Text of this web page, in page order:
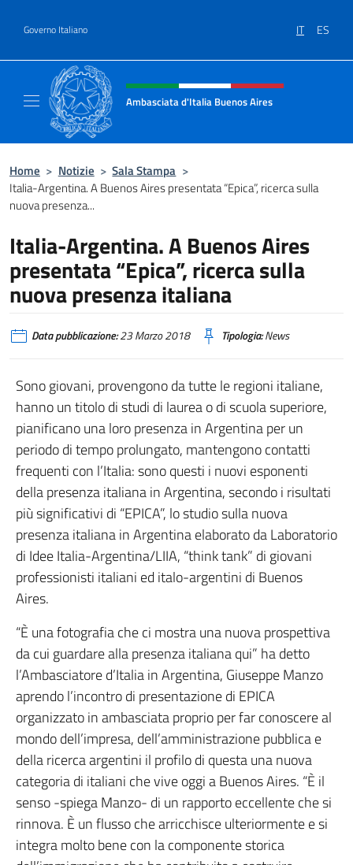
Governo Italiano IT ES
Intestazione sito, social e menù
Ambasciata d'Italia Buenos Aires
Home > Notizie > Sala Stampa >
Italia-Argentina. A Buenos Aires presentata “Epica”, ricerca sulla
nuova presenza...
Italia-Argentina. A Buenos Aires
presentata “Epica”, ricerca sulla
nuova presenza italiana
Data pubblicazione:23 Marzo 2018 Tipologia:News
Sono giovani, provengono da tutte le regioni italiane,
hanno un titolo di studi di laurea o di scuola superiore,
pianificano una loro presenza in Argentina per un
periodo di tempo prolungato, mantengono contatti
frequenti con l’Italia: sono questi i nuovi esponenti
della presenza italiana in Argentina, secondo i risultati
più significativi di “EPICA”, lo studio sulla nuova
presenza italiana in Argentina elaborato da Laboratorio
di Idee Italia-Argentina/LIIA, “think tank” di giovani
professionisti italiani ed italo-argentini di Buenos
Aires.
“È una fotografia che ci mostra una nuova prospettiva
da cui guardare alla presenza italiana qui” ha detto
l’Ambasciatore d’Italia in Argentina, Giuseppe Manzo
aprendo l’incontro di presentazione di EPICA
organizzato in ambasciata proprio per far conoscere al
mondo dell’impresa, dell’amministrazione pubblica e
della ricerca argentini il profilo di questa una nuova
categoria di italiani che vive oggi a Buenos Aires. “È il
senso -spiega Manzo- di un rapporto eccellente che si
rinnova. È un flusso che arricchisce ulteriormente e si
integra molto bene con la componente storica